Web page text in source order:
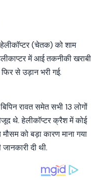
(चेतक) को शाम
में आई तकनीकी खराबी
से उड़ान भरी गई.
रावत समेत सभी 13 लोगों
थे. हेलीकॉप्टर क्रैश में कोई
को बड़ा कारण माना गया
दी थी.